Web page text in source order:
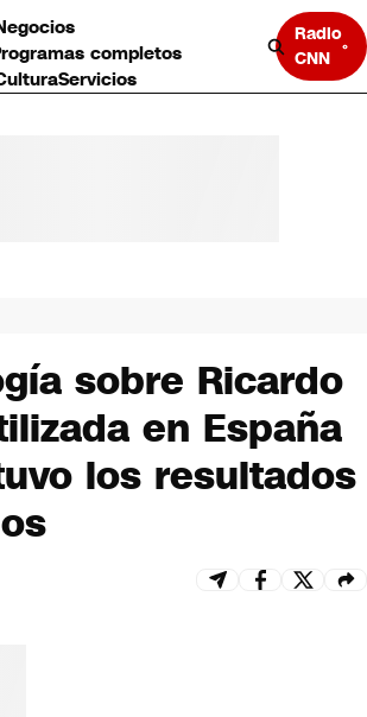
completos
Servicios
Radio
CNN
sobre Ricardo
en España
los resultados